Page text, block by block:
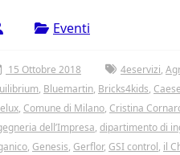
Eventi
15 Ottobre 2018 4eservizi,
, Bluemartin, Bricks4kids,
, Comune di Milano, Cristina
dell’Impresa, dipartimento di
, Genesis, Gerflor, GSI control, il